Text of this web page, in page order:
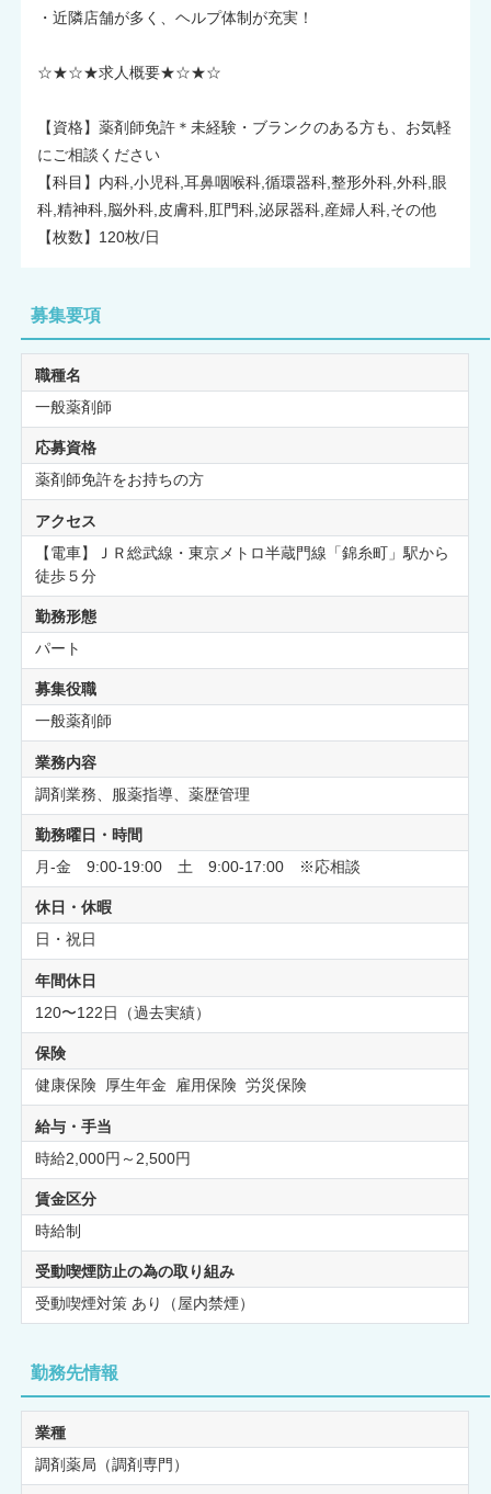
・近隣店舗が多く、ヘルプ体制が充実！
☆★☆★求人概要★☆★☆
【資格】薬剤師免許＊未経験・ブランクのある方も、お気軽
にご相談ください
【科目】内科,小児科,耳鼻咽喉科,循環器科,整形外科,外科,眼
科,精神科,脳外科,皮膚科,肛門科,泌尿器科,産婦人科,その他
【枚数】120枚/日
募集要項
職種名
一般薬剤師
応募資格
薬剤師免許をお持ちの方
アクセス
【電車】ＪＲ総武線・東京メトロ半蔵門線「錦糸町」駅から
徒歩５分
勤務形態
パート
募集役職
一般薬剤師
業務内容
調剤業務、服薬指導、薬歴管理
勤務曜日・時間
月-金 9:00-19:00 土 9:00-17:00 ※応相談
休日・休暇
日・祝日
年間休日
120〜122日（過去実績）
保険
健康保険 厚生年金 雇用保険 労災保険
給与・手当
時給2,000円～2,500円
賃金区分
時給制
受動喫煙防止の為の取り組み
受動喫煙対策 あり（屋内禁煙）
勤務先情報
業種
調剤薬局（調剤専門）